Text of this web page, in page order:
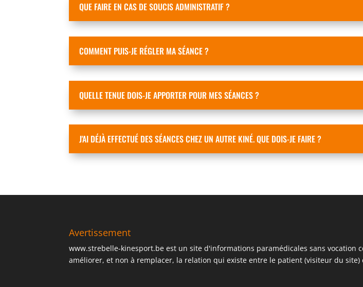
QUE FAIRE EN CAS DE SOUCIS ADMINISTRATIF ?
COMMENT PUIS-JE RÉGLER MA SÉANCE ?
QUELLE TENUE DOIS-JE APPORTER POUR MES SÉANCES ?
J'AI DÉJÀ EFFECTUÉ DES SÉANCES CHEZ UN AUTRE KINÉ. QUE DOIS-JE FAIRE ?
Avertissement
www.strebelle-kinesport.be est un site d'informations paramédicales sans
améliorer, et non à remplacer, la relation qui existe entre le patient (visiteur du